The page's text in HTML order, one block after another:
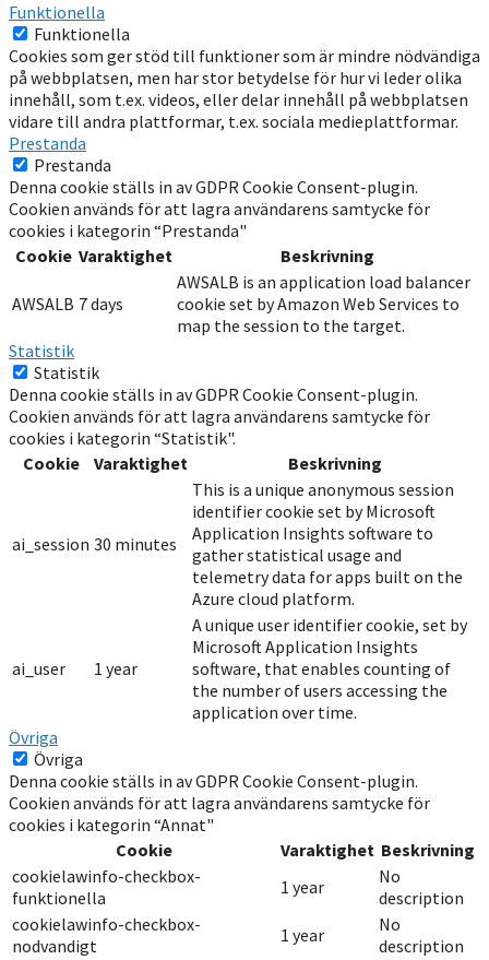
Funktionella
Funktionella
Cookies som ger stöd till funktioner som är mindre nödvändiga
på webbplatsen, men har stor betydelse för hur vi leder olika
innehåll, som t.ex. videos, eller delar innehåll på webbplatsen
vidare till andra plattformar, t.ex. sociala medieplattformar.
Prestanda
Prestanda
Denna cookie ställs in av GDPR Cookie Consent-plugin.
Cookien används för att lagra användarens samtycke för
cookies i kategorin “Prestanda"
Cookie Varaktighet Beskrivning
AWSALB 7 days
AWSALB is an application load balancer
cookie set by Amazon Web Services to
map the session to the target.
Statistik
Statistik
Denna cookie ställs in av GDPR Cookie Consent-plugin.
Cookien används för att lagra användarens samtycke för
cookies i kategorin “Statistik".
Cookie
Varaktighet Beskrivning
ai_session 30 minutes
This is a unique anonymous session
identifier cookie set by Microsoft
Application Insights software to
gather statistical usage and
telemetry data for apps built on the
Azure cloud platform.
ai_user 1 year
A unique user identifier cookie, set by
Microsoft Application Insights
software, that enables counting of
the number of users accessing the
application over time.
Övriga
Övriga
Denna cookie ställs in av GDPR Cookie Consent-plugin.
Cookien används för att lagra användarens samtycke för
cookies i kategorin “Annat"
Cookie
Varaktighet Beskrivning
cookielawinfo-checkbox-
funktionella
1 year
No
description
cookielawinfo-checkbox-
nodvandigt
1 year
No
description